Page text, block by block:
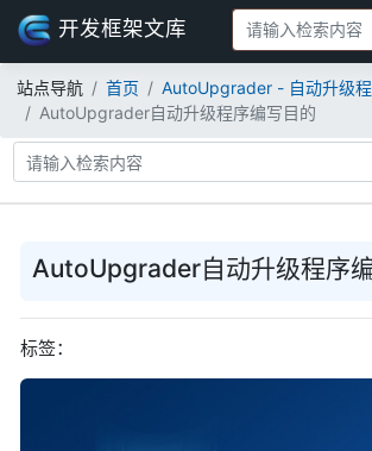
开发框架文库
站点导航 首页
AutoUpgrader - 自动升级程
AutoUpgrader自动升级程序编写目的
AutoUpgrader自动升级程序
标签：